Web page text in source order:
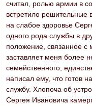
считал, ролью армии в
встретило решительные
на слабое здоровье
одного рода службы в
положение, связанное
заставляет меня более
семейственного,
написал ему, что готов
службу. Хлопоча об
Сергея Ивановича